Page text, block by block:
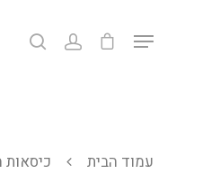
עמוד הבית כיסאות